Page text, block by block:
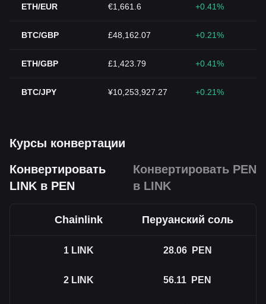
ETH/EUR €1,661.6 +0.41%
BTC/GBP £48,162.07 +0.21%
ETH/GBP £1,423.79 +0.41%
BTC/JPY ¥10,253,927.27 +0.21%
Курсы конвертации
Конвертировать
LINK в PEN
Конвертировать PEN
в LINK
Chainlink Перуанский соль
1 LINK 28.06 PEN
2 LINK 56.11 PEN